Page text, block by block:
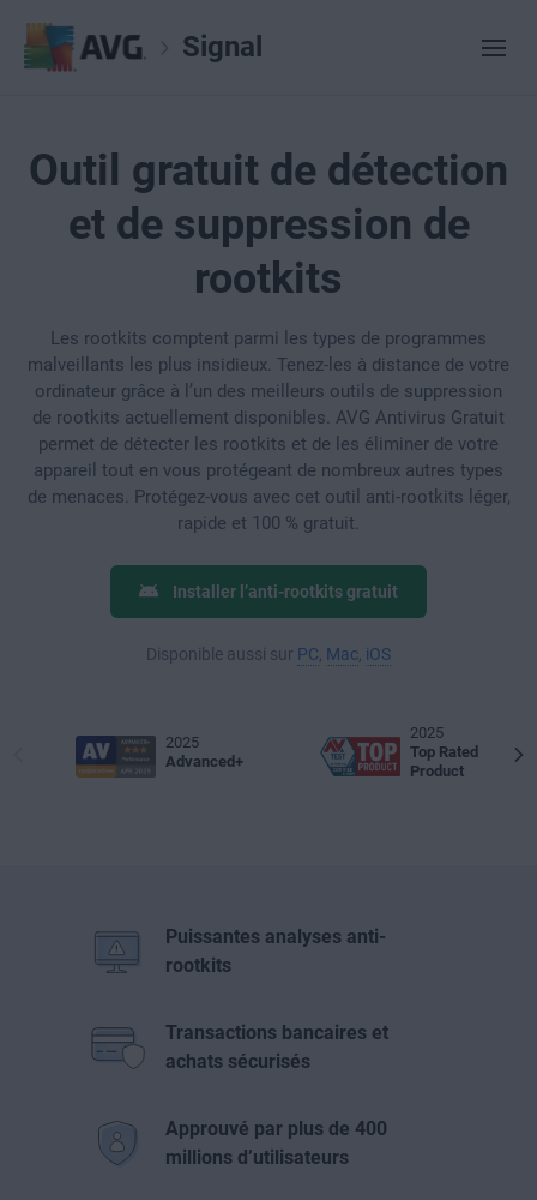
Signal
Outil gratuit de détection
et de suppression de
rootkits
Les rootkits comptent parmi les types de programmes
malveillants les plus insidieux. Tenez-les à distance de votre
ordinateur grâce à l’un des meilleurs outils de suppression
de rootkits actuellement disponibles. AVG Antivirus Gratuit
permet de détecter les rootkits et de les éliminer de votre
appareil tout en vous protégeant de nombreux autres types
de menaces. Protégez-vous avec cet outil anti-rootkits léger,
rapide et 100 % gratuit.
Installer l’anti-rootkits gratuit
Disponible aussi sur PC Mac iOS
2025
Advanced+
2025
Top Rated
Product
Puissantes analyses anti-
rootkits
Transactions bancaires et
achats sécurisés
Approuvé par plus de 400
millions d’utilisateurs